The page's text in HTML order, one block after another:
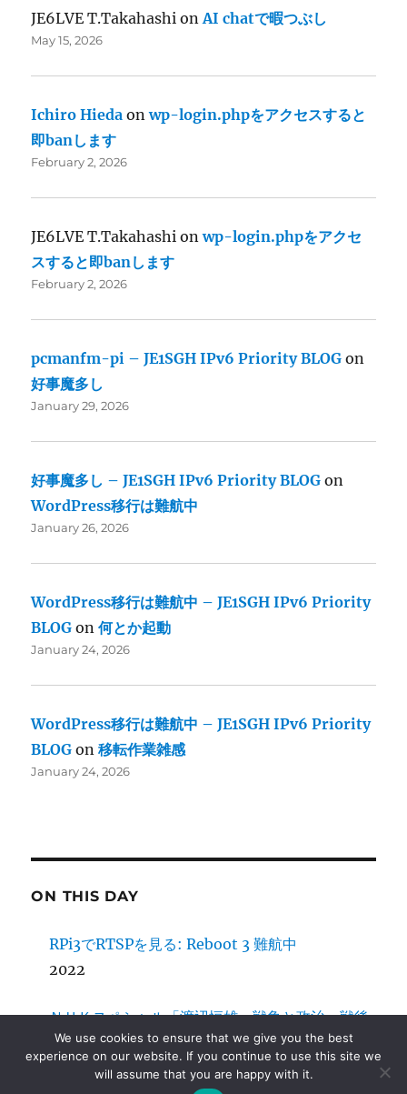
JE6LVE T.Takahashi onAI chatで暇つぶし
May 15, 2026
Ichiro Hieda onwp-login.phpをアクセスすると
即banします
February 2, 2026
JE6LVE T.Takahashi onwp-login.phpをアクセ
スすると即banします
February 2, 2026
pcmanfm-pi – JE1SGH IPv6 Priority BLOG on
好事魔多し
January 29, 2026
好事魔多し – JE1SGH IPv6 Priority BLOG on
WordPress移行は難航中
January 26, 2026
WordPress移行は難航中 – JE1SGH IPv6 Priority
BLOG on何とか起動
January 24, 2026
WordPress移行は難航中 – JE1SGH IPv6 Priority
BLOG on移転作業雑感
January 24, 2026
ON THIS DAY
RPi3でRTSPを見る: Reboot 3 難航中
2022
ＮＨＫスペシャル「渡辺恒雄 戦争と政治～戦後
日本の自画像～」
We use cookies to ensure that we give you the best
experience on our website. If you continue to use this site we
will assume that you are happy with it.